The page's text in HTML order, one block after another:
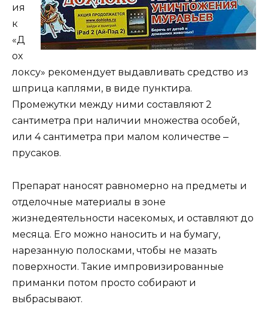
ия
к
«Д
ох
локсу» рекомендует выдавливать средство из
шприца каплями, в виде пунктира.
Промежутки между ними составляют 2
сантиметра при наличии множества особей,
или 4 сантиметра при малом количестве ‒
прусаков.
Препарат наносят равномерно на предметы и
отделочные материалы в зоне
жизнедеятельности насекомых, и оставляют до
месяца. Его можно наносить и на бумагу,
нарезанную полосками, чтобы не мазать
поверхности. Такие импровизированные
приманки потом просто собирают и
выбрасывают.